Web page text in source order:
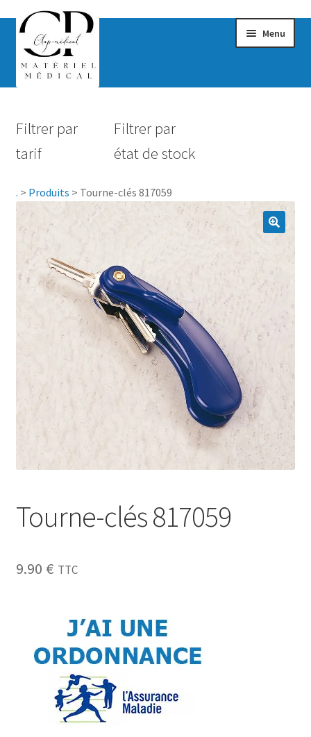
Menu
Hygiène
Rééducation
Maternité
Accessoires Salle de bain
Vêtements & Chaussures
Sécurité
0.00 €
Filtrer par
tarif
Filtrer par
état de stock
. > Produits > Tourne-clés 817059
Tourne-clés 817059
9.90 € TTC